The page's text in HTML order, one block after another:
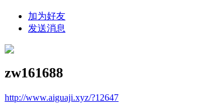
加为好友
发送消息
zw161688
http://www.aiguaji.xyz/?12647